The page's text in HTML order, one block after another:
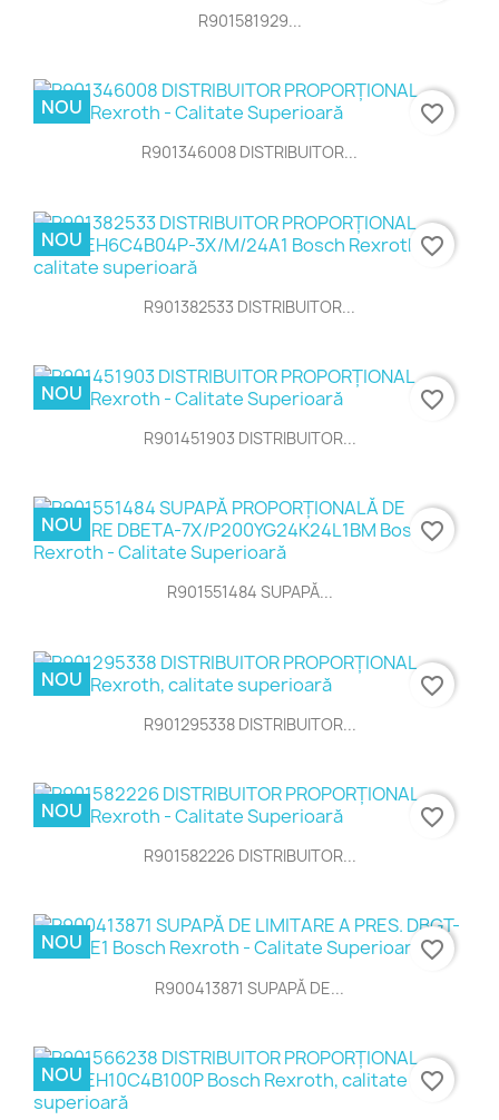
R901581929...
R901346008 DISTRIBUITOR...
NOU favorite_border
R901382533 DISTRIBUITOR...
NOU favorite_border
R901451903 DISTRIBUITOR...
NOU favorite_border
R901551484 SUPAPĂ...
NOU favorite_border
R901295338 DISTRIBUITOR...
NOU favorite_border
R901582226 DISTRIBUITOR...
NOU favorite_border
R900413871 SUPAPĂ DE...
NOU favorite_border
NOU favorite_border